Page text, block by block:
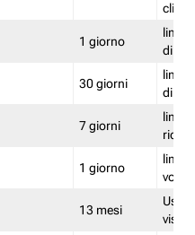
clienti
1 giorno
limita
di
30 giorni
limita
di
7 giorni
limita
1 giorno
limita
13 mesi